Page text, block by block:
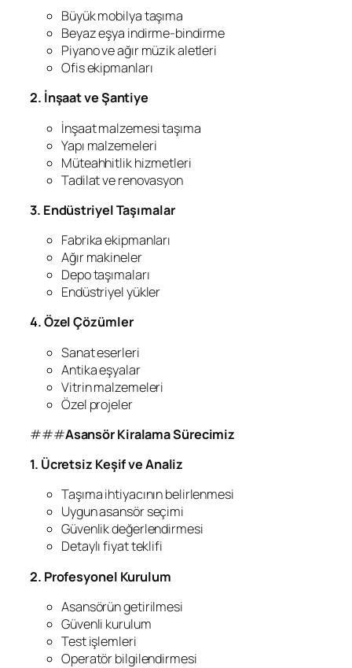
Büyük mobilya taşıma
Beyaz eşya indirme-bindirme
Piyano ve ağır müzik aletleri
Ofis ekipmanları
2. İnşaat ve Şantiye
İnşaat malzemesi taşıma
Yapı malzemeleri
Müteahhitlik hizmetleri
Tadilat ve renovasyon
3. Endüstriyel Taşımalar
Fabrika ekipmanları
Ağır makineler
Depo taşımaları
Endüstriyel yükler
4. Özel Çözümler
Sanat eserleri
Antika eşyalar
Vitrin malzemeleri
Özel projeler
###Asansör Kiralama Sürecimiz
1. Ücretsiz Keşif ve Analiz
Taşıma ihtiyacının belirlenmesi
Uygun asansör seçimi
Güvenlik değerlendirmesi
Detaylı fiyat teklifi
2. Profesyonel Kurulum
Asansörün getirilmesi
Güvenli kurulum
Test işlemleri
Operatör bilgilendirmesi